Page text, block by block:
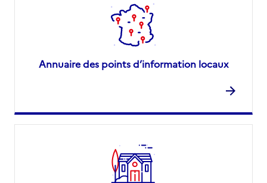
Annuaire des points d’information locaux